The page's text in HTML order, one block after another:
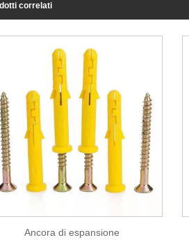
correlati
Ancora di espansione